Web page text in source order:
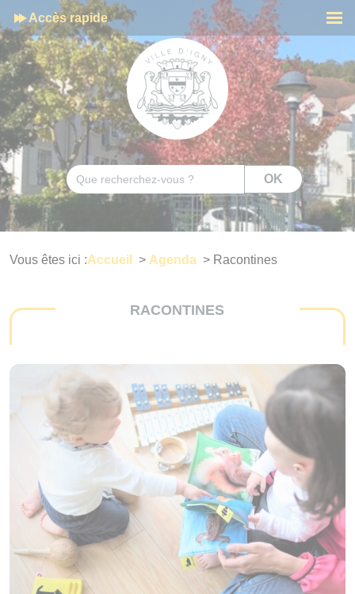
Accès rapide
Rechercher OK
Vous êtes ici :Accueil > Agenda > Racontines
RACONTINES
Cookies management panel